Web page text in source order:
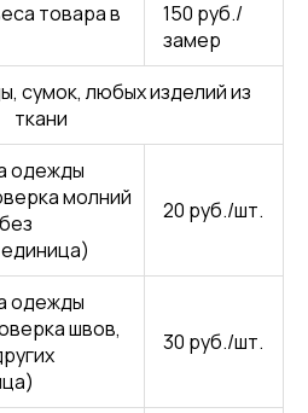
товара в
150 руб./
замер
сумок, любых изделий из
ткани
одежды
молний
20 руб./шт.
одежды
швов,
30 руб./шт.